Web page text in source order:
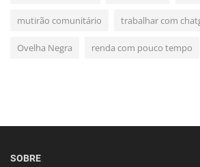
mutirão comunitário trabalhar com
Ovelha Negra renda com pouco tempo
SOBRE